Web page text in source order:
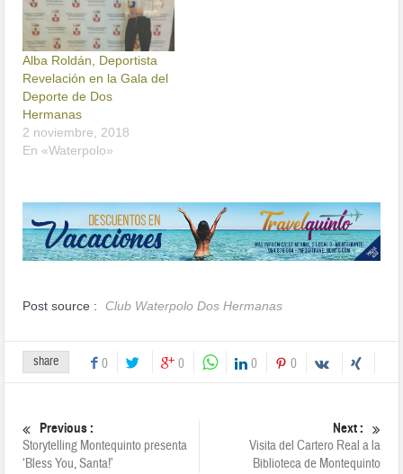
Alba Roldán, Deportista
Revelación en la Gala del
Deporte de Dos
Hermanas
2 noviembre, 2018
En «Waterpolo»
Post source : Club Waterpolo Dos Hermanas
share 0 0 0 0
Previous :
Storytelling Montequinto presenta
‘Bless You, Santa!’
Next :
Visita del Cartero Real a la
Biblioteca de Montequinto